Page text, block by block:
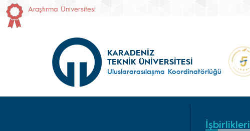
Araştırma Üniversitesi
KARADENİZ
TEKNİK ÜNİVERSİTESİ
Uluslararasılaşma Koordinatörlüğü
İşbirlikleri